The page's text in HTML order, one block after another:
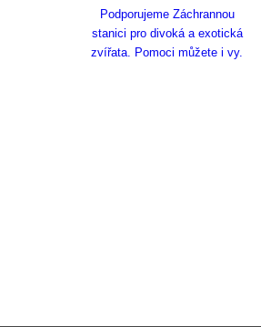
Podporujeme Záchrannou
stanici pro divoká a exotická
zvířata. Pomoci můžete i vy.